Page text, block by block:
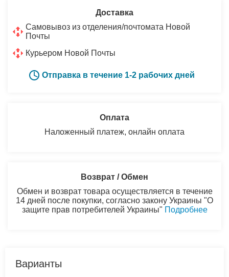
Доставка
Самовывоз из отделения/почтомата Новой
Почты
Курьером Новой Почты
Отправка в течение 1-2 рабочих дней
Оплата
Наложенный платеж, онлайн оплата
Возврат / Обмен
Обмен и возврат товара осуществляется в течение
14 дней после покупки, согласно закону Украины "О
защите прав потребителей Украины" Подробнее
Варианты